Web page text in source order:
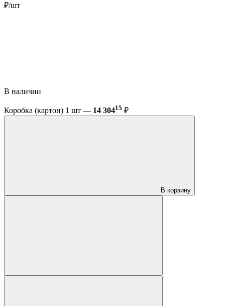
₽/шт
В наличии
Коробка (картон) 1 шт — 14 30415 ₽
В корзину